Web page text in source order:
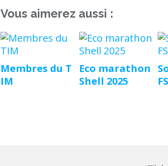
Vous aimerez aussi :
Membres du T
IM
Eco marathon
Shell 2025